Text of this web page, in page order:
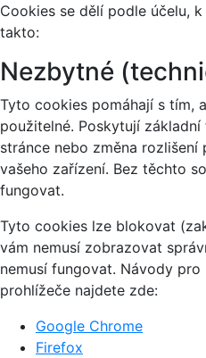
Cookies se dělí podle účelu,
takto:
Nezbytné
Tyto cookies pomáhají s tím,
použitelné. Poskytují
stránce nebo změna
vašeho zařízení. Bez těchto
fungovat.
Tyto cookies lze blokovat
vám nemusí zobrazovat
nemusí fungovat. Návody
prohlížeče najdete zde:
Google Chrome
Firefox